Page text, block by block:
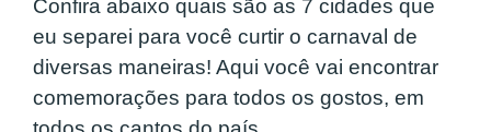
Confira abaixo quais são as 7 cidades que
eu separei para você curtir o carnaval de
diversas maneiras! Aqui você vai encontrar
comemorações para todos os gostos, em